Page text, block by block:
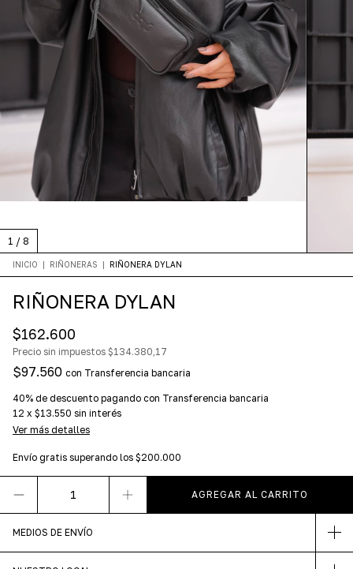
1 / 8
INICIO | RIÑONERAS | RIÑONERA DYLAN
RIÑONERA DYLAN
$162.600
Precio sin impuestos $134.380,17
$97.560 con Transferencia bancaria
40% de descuento pagando con Transferencia bancaria
12 x $13.550 sin interés
Ver más detalles
Envío gratis superando los $200.000
MEDIOS DE ENVÍO